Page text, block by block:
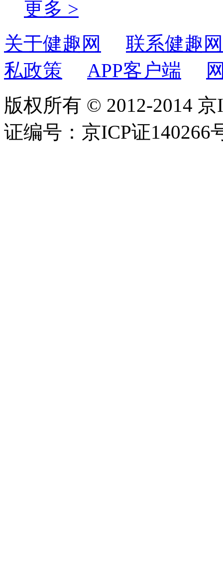
更多 >
关于健趣网
联系健趣网
私政策
APP客户端
版权所有 © 2012-2014
证编号：京ICP证140266